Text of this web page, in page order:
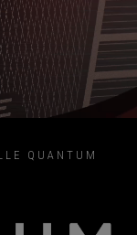
QUANTUM